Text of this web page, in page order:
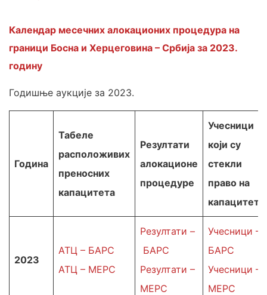
Календар месечних алокационих процедура на
граници Босна и Херцеговина – Србија за 2023.
годину
Годишње аукције за 2023.
Година
Табеле
расположивих
преносних
капацитета
Резултати
алокационе
процедуре
Учесници
који су
стекли
право на
капацитет
2023
АТЦ – БАРС
АТЦ – МЕРС
Резултати –
БАРС
Резултати –
МЕРС
Учесници –
БАРС
Учесници –
МЕРС